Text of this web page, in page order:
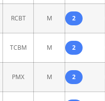
RCBT M 2
TCBM M 2
PMX M 2